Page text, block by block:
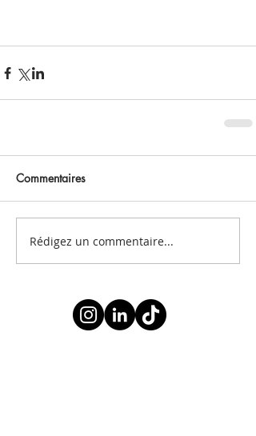
Commentaires
Rédigez un commentaire...